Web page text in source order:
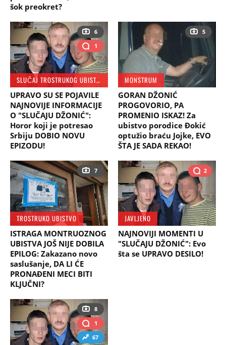
šok preokret?
6
1
SLUČAJ TROSTRUKOG UBISTVA U SELU MORAVAC
UPRAVO SU SE POJAVILE
NAJNOVIJE INFORMACIJE
O "SLUČAJU DŽONIĆ":
Horor koji je potresao
Srbiju DOBIO NOVU
EPIZODU!
5
MONSTRUM
GORAN DŽONIĆ
PROGOVORIO, PA
PROMENIO ISKAZ! Za
ubistvo porodice Đokić
optužio braću Jojke, EVO
ŠTA JE SADA REKAO!
7
TROSTRUKO UBISTVO
ISTRAGA MONTRUOZNOG
UBISTVA JOŠ NIJE DOBILA
EPILOG: Zakazano novo
saslušanje, DA LI ĆE
PRONAĐENI MECI BITI
KLJUČNI?
2
JAVLJENO
NAJNOVIJI MOMENTI U
"SLUČAJU DŽONIĆ": Evo
šta se UPRAVO DESILO!
8
1
67